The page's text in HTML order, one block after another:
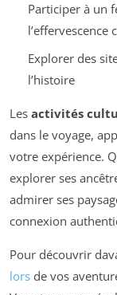
Participer à un
l’effervescence
Explorer des
l’histoire
Les activités
dans le voyage,
votre expérience.
explorer ses
admirer ses
connexion
Pour découvrir
lors de vos